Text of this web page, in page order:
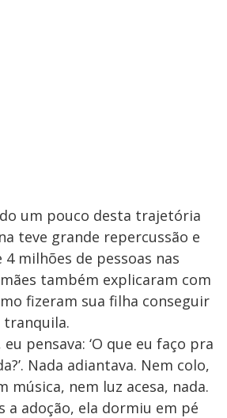
um pouco desta trajetória
teve grande repercussão e
4 milhões de pessoas nas
também explicaram com
fizeram sua filha conseguir
pensava: ‘O que eu faço pra
Nada adiantava. Nem colo,
música, nem luz acesa, nada.
a adoção, ela dormiu em pé